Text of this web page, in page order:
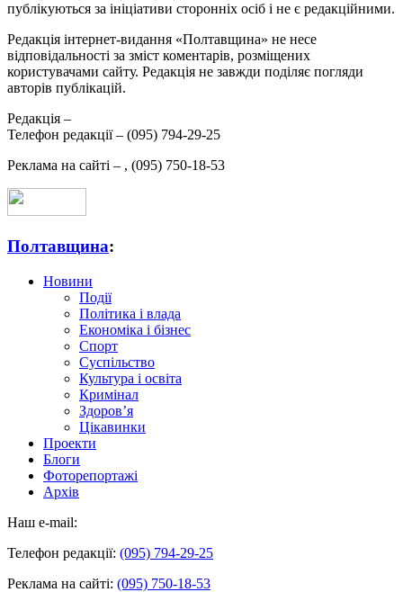
публікуються за ініціативи сторонніх осіб і не є редакційними.
Редакція інтернет-видання «Полтавщина» не несе
відповідальності за зміст коментарів, розміщених
користувачами сайту. Редакція не завжди поділяє погляди
авторів публікацій.
Редакція –
Телефон редакції – (095) 794-29-25
Реклама на сайті – , (095) 750-18-53
Полтавщина:
Новини
Події
Політика і влада
Економіка і бізнес
Спорт
Суспільство
Культура і освіта
Кримінал
Здоров’я
Цікавинки
Проекти
Блоги
Фоторепортажі
Архів
Наш e-mail:
Телефон редакції: (095) 794-29-25
Реклама на сайті: (095) 750-18-53